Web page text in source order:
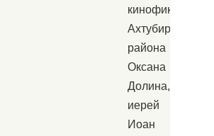
кинофикации
Ахтубирнского
района
Оксана
Долина,
иерей
Иоан